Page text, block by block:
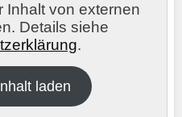
Inhalt von externen
Details siehe
.
laden